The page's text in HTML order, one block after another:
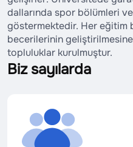
dallarında spor bölümleri
göstermektedir. Her eğitim
becerilerinin
topluluklar kurulmuştur.
Biz sayılarda